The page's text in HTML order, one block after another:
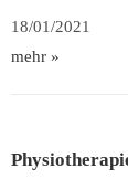
18/01/2021
mehr »